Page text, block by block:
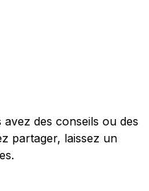
des conseils ou des
partager, laissez un